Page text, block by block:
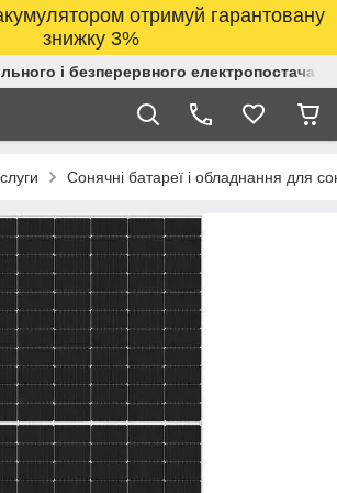
отримуй гарантовану
знижку 3%
і безперервного
Сонячні батареї і обладнання для